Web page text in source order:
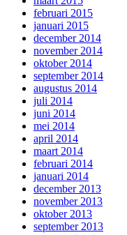
februari 2015
januari 2015
december 2014
november 2014
oktober 2014
september 2014
augustus 2014
juli 2014
juni 2014
mei 2014
april 2014
maart 2014
februari 2014
januari 2014
december 2013
november 2013
oktober 2013
september 2013